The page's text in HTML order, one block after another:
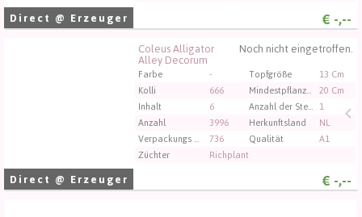
Direct @ Erzeuger € -,--
Direct @ Erzeuger
Noch nicht eingetroffen.
Coleus Alligator
Alley Decorum
Farbe - Topfgröße
13 Cm
Kolli
666 Mindestpflanzenhöhe
20 Cm
Inhalt
6 Anzahl der Stecklinge/Pflanzen pro Topf
1
Anzahl
3996 Herkunftsland
NL
736 Qualität
A1
Züchter
Richplant
€ -,--
Coleus Alligator Alley Decorum
Sie müssen angemeldet sein, um kaufen zu können.
Klicken Sie hier, um sich einzuloggen.